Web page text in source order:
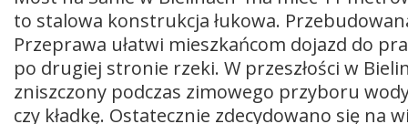
to stalowa konstrukcja łukowa.
Przeprawa ułatwi mieszkańcom dojazd do
po drugiej stronie rzeki. W przeszłości w
zniszczony podczas zimowego przyboru
czy kładkę. Ostatecznie zdecydowano się na